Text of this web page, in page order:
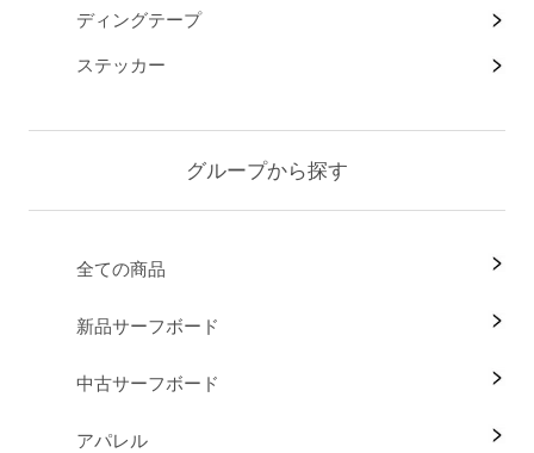
ディングテープ
ステッカー
グループから探す
全ての商品
新品サーフボード
中古サーフボード
アパレル